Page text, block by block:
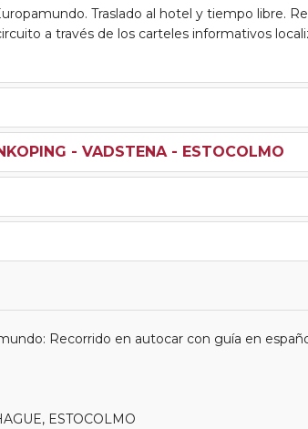
Traslado al hotel y tiempo libre.
a través de los carteles informativos
- VADSTENA - ESTOCOLMO
Recorrido en autocar con guía en
ESTOCOLMO